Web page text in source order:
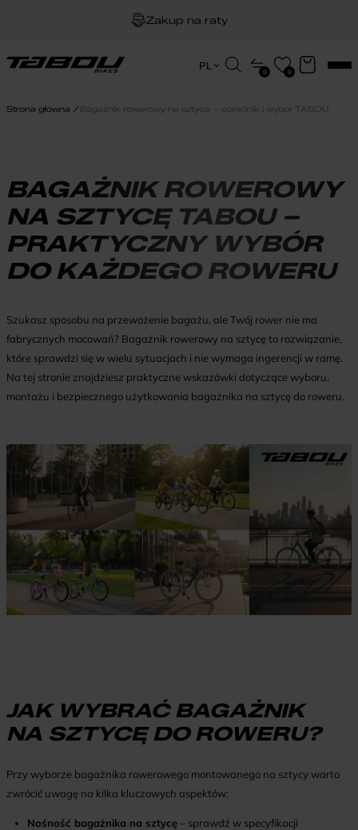
Zakup na raty
Dożywotnia gwarancja na ramę
PL
Wyszukiwarka
produktów
0 0
Strona główna Bagażnik rowerowy na sztycę – poradnik i wybór TABOU
BAGAŻNIK ROWEROWY
NA SZTYCĘ TABOU –
PRAKTYCZNY WYBÓR
DO KAŻDEGO ROWERU
Szukasz sposobu na przewożenie bagażu, ale Twój rower nie ma
fabrycznych mocowań? Bagażnik rowerowy na sztycę to rozwiązanie,
które sprawdzi się w wielu sytuacjach i nie wymaga ingerencji w ramę.
Na tej stronie znajdziesz praktyczne wskazówki dotyczące wyboru,
montażu i bezpiecznego użytkowania bagażnika na sztycę do roweru.
JAK WYBRAĆ BAGAŻNIK
NA SZTYCĘ DO ROWERU?
Przy wyborze bagażnika rowerowego montowanego na sztycy warto
zwrócić uwagę na kilka kluczowych aspektów:
Nośność bagażnika na sztycę– sprawdź w specyfikacji